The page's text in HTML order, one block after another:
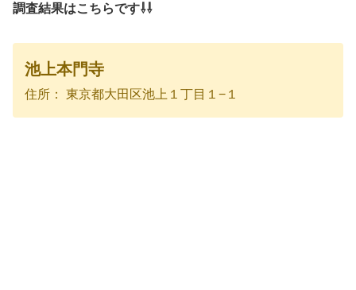
調査結果はこちらです⇩⇩
池上本門寺
住所： 東京都大田区池上１丁目１−１